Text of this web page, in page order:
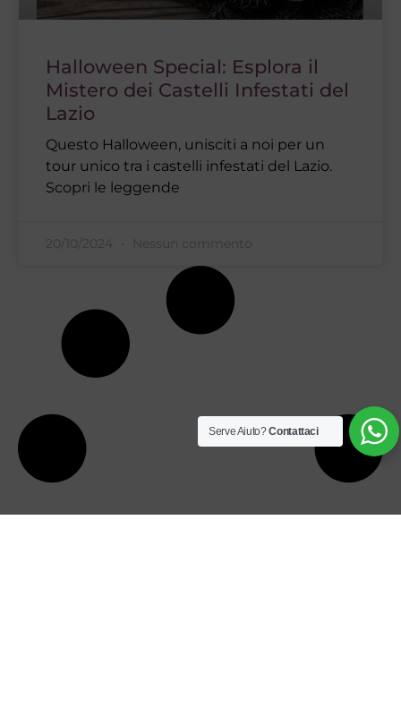
Halloween Special: Esplora il
Mistero dei Castelli Infestati del
Lazio
Questo Halloween, unisciti a noi per un
tour unico tra i castelli infestati del Lazio.
Scopri le leggende
20/10/2024 Nessun commento
Serve Aiuto?Contattaci